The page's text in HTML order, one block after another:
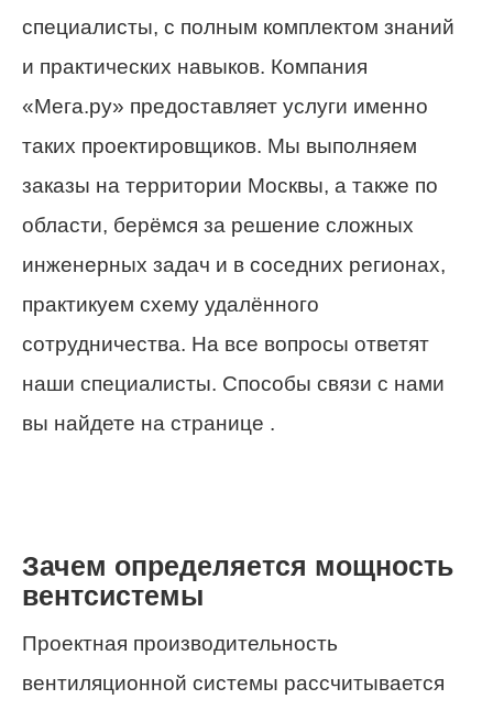
специалисты, с полным комплектом знаний
и практических навыков. Компания
«Мега.ру» предоставляет услуги именно
таких проектировщиков. Мы выполняем
заказы на территории Москвы, а также по
области, берёмся за решение сложных
инженерных задач и в соседних регионах,
практикуем схему удалённого
сотрудничества. На все вопросы ответят
наши специалисты. Способы связи с нами
вы найдете на странице .
Зачем определяется мощность
вентсистемы
Проектная производительность
вентиляционной системы рассчитывается